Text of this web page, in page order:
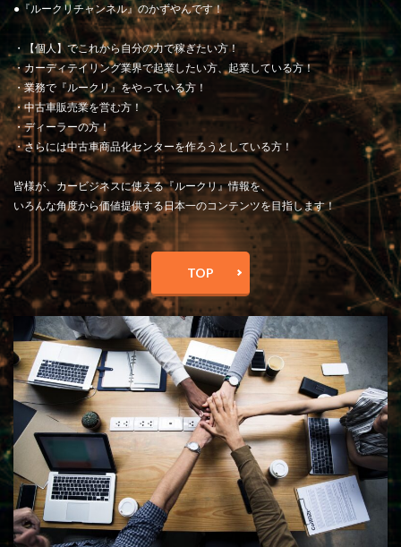
●『ルークリチャンネル』のかずやんです！
・【個人】でこれから自分の力で稼ぎたい方！
・カーディテイリング業界で起業したい方、起業している方！
・業務で『ルークリ』をやっている方！
・中古車販売業を営む方！
・ディーラーの方！
・さらには中古車商品化センターを作ろうとしている方！
皆様が、カービジネスに使える『ルークリ』情報を、
いろんな角度から価値提供する日本一のコンテンツを目指します！
TOP